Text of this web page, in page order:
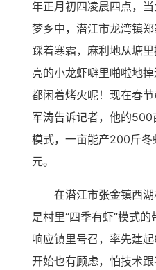
年正月初四凌晨四点，
梦乡中，潜江市龙湾镇
踩着寒霜，麻利地从塘
亮的小龙虾噼里啪啦地
都闲着烤火呢！现在春
军涛告诉记者，他的500
模式，一亩能产200斤
元。
在潜江市张金镇西
是村里“四季有虾”模式
响应镇里号召，率先建
开始也有顾虑，怕技术